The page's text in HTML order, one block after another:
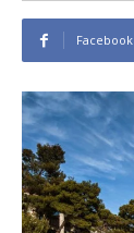
Facebook